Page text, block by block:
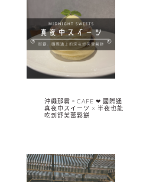
沖繩那霸。CAFE ❤︎ 國際通
真夜中スイーツ × 半夜也能
吃到舒芙蕾鬆餅